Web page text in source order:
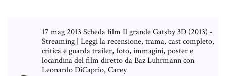
17 mag 2013 Scheda film Il grande Gatsby 3D (2013) -
Streaming | Leggi la recensione, trama, cast completo,
critica e guarda trailer, foto, immagini, poster e
locandina del film diretto da Baz Luhrmann con
Leonardo DiCaprio, Carey